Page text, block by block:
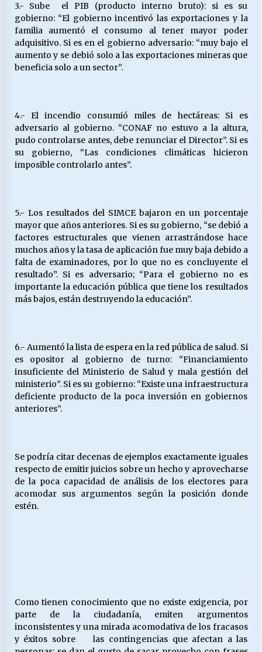
3.- Sube el PIB (producto interno bruto): si es su
gobierno: “El gobierno incentivó las exportaciones y la
familia aumentó el consumo al tener mayor poder
adquisitivo. Si es en el gobierno adversario: “muy bajo el
aumento y se debió solo a las exportaciones mineras que
beneficia solo a un sector”.
4.- El incendio consumió miles de hectáreas: Si es
adversario al gobierno. “CONAF no estuvo a la altura,
pudo controlarse antes, debe renunciar el Director”. Si es
su gobierno, “Las condiciones climáticas hicieron
imposible controlarlo antes”.
5.- Los resultados del SIMCE bajaron en un porcentaje
mayor que años anteriores. Si es su gobierno, “se debió a
factores estructurales que vienen arrastrándose hace
muchos años y la tasa de aplicación fue muy baja debido a
falta de examinadores, por lo que no es concluyente el
resultado”. Si es adversario; “Para el gobierno no es
importante la educación pública que tiene los resultados
más bajos, están destruyendo la educación”.
6.- Aumentó la lista de espera en la red pública de salud. Si
es opositor al gobierno de turno: “Financiamiento
insuficiente del Ministerio de Salud y mala gestión del
ministerio”. Si es su gobierno: “Existe una infraestructura
deficiente producto de la poca inversión en gobiernos
anteriores”.
Se podría citar decenas de ejemplos exactamente iguales
respecto de emitir juicios sobre un hecho y aprovecharse
de la poca capacidad de análisis de los electores para
acomodar sus argumentos según la posición donde
estén.
Como tienen conocimiento que no existe exigencia, por
parte de la ciudadanía, emiten argumentos
inconsistentes y una mirada acomodativa de los fracasos
y éxitos sobre las contingencias que afectan a las